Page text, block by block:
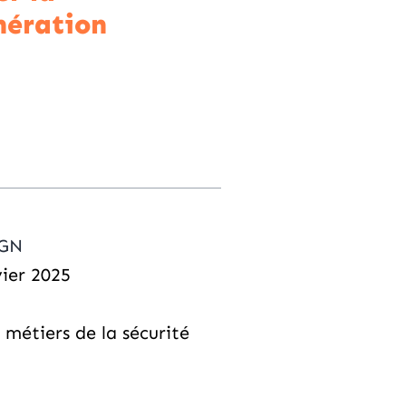
2025
métiers de la sécurité